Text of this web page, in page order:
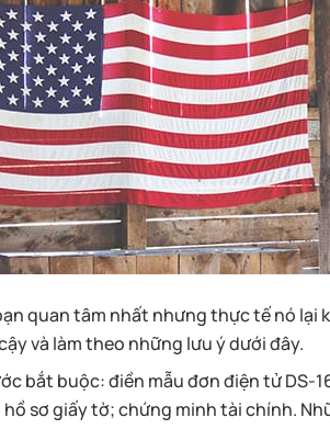
quan tâm nhất nhưng thực tế nó
và làm theo những lưu ý dưới đây.
bắt buộc: điền mẫu đơn điện tử DS-
sơ giấy tờ; chứng minh tài chính.